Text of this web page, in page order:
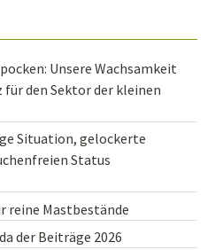
Unsere Wachsamkeit
den Sektor der kleinen
Situation, gelockerte
Status
reine Mastbestände
der Beiträge 2026